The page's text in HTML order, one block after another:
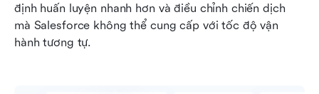
định huấn luyện nhanh hơn và điều chỉnh chiến dịch
mà Salesforce không thể cung cấp với tốc độ vận
hành tương tự.